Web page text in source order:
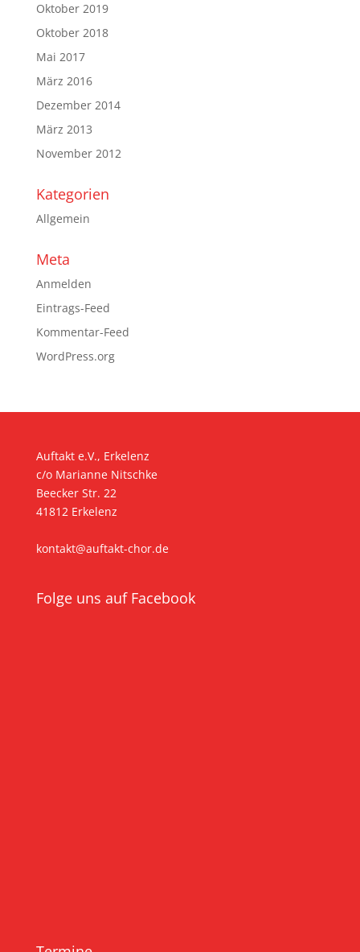
Oktober 2019
Oktober 2018
Mai 2017
März 2016
Dezember 2014
März 2013
November 2012
Kategorien
Allgemein
Meta
Anmelden
Eintrags-Feed
Kommentar-Feed
WordPress.org
Auftakt e.V., Erkelenz
c/o Marianne Nitschke
Beecker Str. 22
41812 Erkelenz
kontakt@auftakt-chor.de
Folge uns auf Facebook